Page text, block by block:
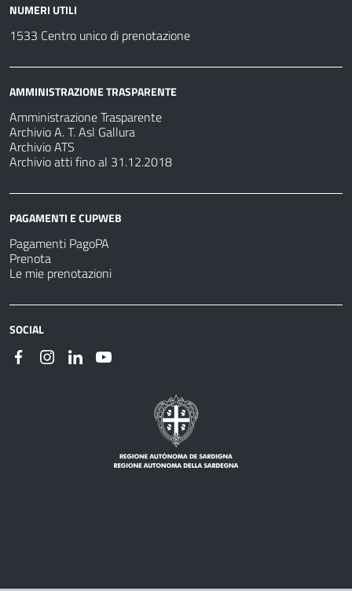
NUMERI UTILI
1533 Centro unico di prenotazione
AMMINISTRAZIONE TRASPARENTE
Amministrazione Trasparente
Archivio A. T. Asl Gallura
Archivio ATS
Archivio atti fino al 31.12.2018
PAGAMENTI E CUPWEB
Pagamenti PagoPA
Prenota
Le mie prenotazioni
SOCIAL